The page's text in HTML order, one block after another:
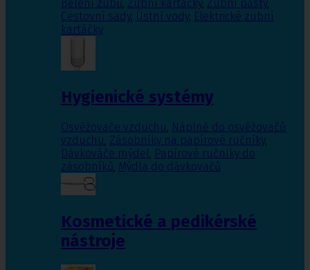
Bělení zubů, Zubní kartáčky, Zubní pasty,
Cestovní sady, Ústní vody, Elektrické zubní
kartáčky
Hygienické systémy
Osvěžovače vzduchu, Náplně do osvěžovačů
vzduchu, Zásobníky na papírové ručníky,
Dávkováče mýdel, Papírové ručníky do
zásobníků, Mýdla do dávkovačů
Kosmetické a pedikérské
nástroje